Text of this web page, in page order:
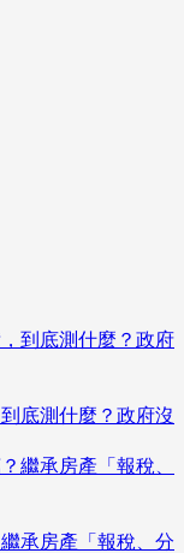
底測什麼？政府沒
承房產「報稅、分